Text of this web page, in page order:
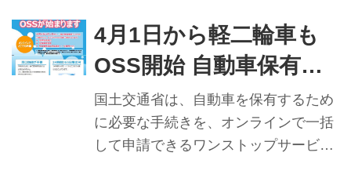
4月1日から軽二輪車も
OSS開始 自動車保有関
係手続きのデジタル化
を推進／国交省
国土交通省は、自動車を保有するため
に必要な手続きを、オンラインで一括
して申請できるワンストップサービス